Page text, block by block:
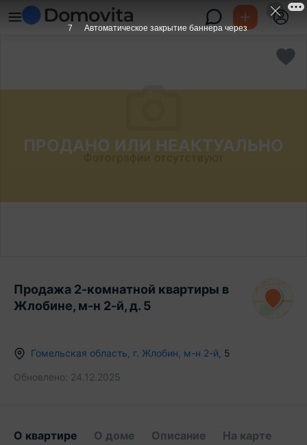
ПРОДАНО ИЛИ НЕАКТУАЛЬНО
Продажа 2-комнатной квартиры в
Жлобине, м-н 2-й, д. 5
Гомельская область г. Жлобин м-н 2-й 5
Обновлено: 24.12.2025
О квартире О доме Описание На карте
6 Автоматическое закрытие баннера через